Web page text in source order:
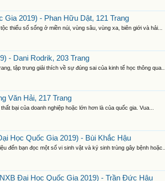
2019) - Phan Hữu Dật, 121 Trang
thiểu số sống ở miền núi, vùng sâu, vùng xa, biên giới và hải...
- Dani Rodrik, 203 Trang
tập trung giải thích về sự đúng sai của kinh tế học thông qua...
Văn Hải, 217 Trang
bại của doanh nghiệp hoặc lớn hơn là của quốc gia. Vua...
Học Quốc Gia 2019) - Bùi Khắc Hậu
đến bạn đọc một số vi sinh vật và ký sinh trùng gây bệnh hoặc...
Đại Học Quốc Gia 2019) - Trần Đức Hậu